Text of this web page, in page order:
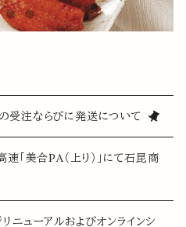
注ならびに発送について
美合PA（上り）」にて石昆商
ューアルおよびオンラインシ